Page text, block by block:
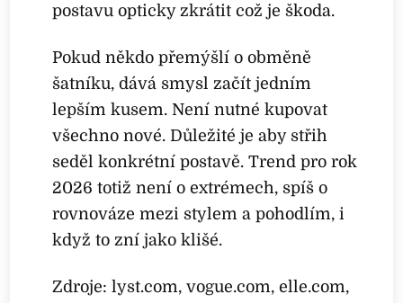
postavu opticky zkrátit což je škoda.
Pokud někdo přemýšlí o obměně
šatníku, dává smysl začít jedním
lepším kusem. Není nutné kupovat
všechno nové. Důležité je aby střih
seděl konkrétní postavě. Trend pro rok
2026 totiž není o extrémech, spíš o
rovnováze mezi stylem a pohodlím, i
když to zní jako klišé.
Zdroje: lyst.com, vogue.com, elle.com,